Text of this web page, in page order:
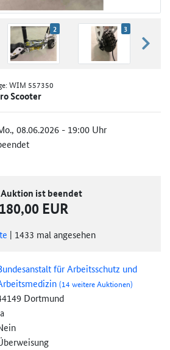
2 3
WIM 557350
Scooter
08.06.2026 - 19:00 Uhr
ist beendet
180,00 EUR
| 1433 mal angesehen
für Arbeitsschutz und
(14 weitere Auktionen)
Dortmund